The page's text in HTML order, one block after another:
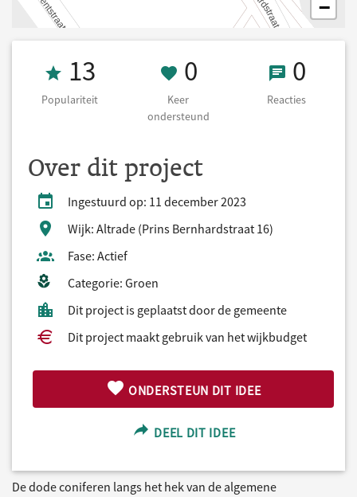
−
Populariteit 13
13
Populariteit
0 Keer
0
Keer
ondersteund
0 0
Reacties
Over dit project
Ingestuurd op: 11 december 2023
Wijk: Altrade (Prins Bernhardstraat 16)
Fase: Actief
Categorie: Groen
Dit project is geplaatst door de gemeente
Dit project maakt gebruik van het wijkbudget
ONDERSTEUN DIT IDEE
DEEL DIT IDEE
De dode coniferen langs het hek van de algemene